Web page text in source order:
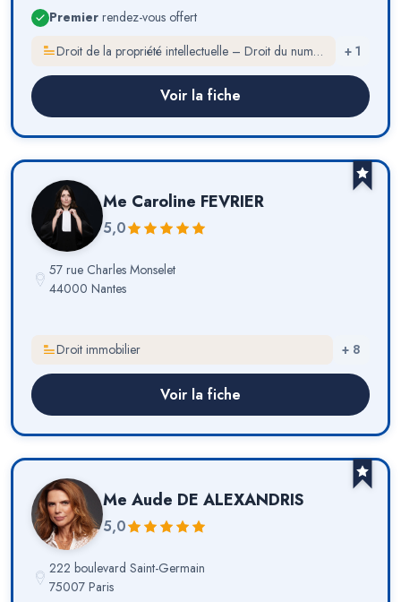
Premier rendez-vous offert
Droit de la propriété intellectuelle – Droit du numérique
+ 1
Voir la fiche
Me Caroline FEVRIER
5,0
57 rue Charles Monselet
44000 Nantes
Droit immobilier + 8
Voir la fiche
Me Aude DE ALEXANDRIS
5,0
222 boulevard Saint-Germain
75007 Paris